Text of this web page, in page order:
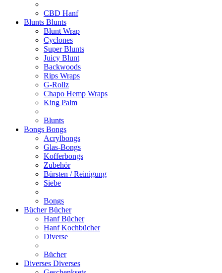
CBD Hanf
Blunts Blunts
Blunt Wrap
Cyclones
Super Blunts
Juicy Blunt
Backwoods
Rips Wraps
G-Rollz
Chapo Hemp Wraps
King Palm
Blunts
Bongs Bongs
Acrylbongs
Glas-Bongs
Kofferbongs
Zubehör
Bürsten / Reinigung
Siebe
Bongs
BücherBücher
Hanf Bücher
Hanf Kochbücher
Diverse
Bücher
Diverses Diverses